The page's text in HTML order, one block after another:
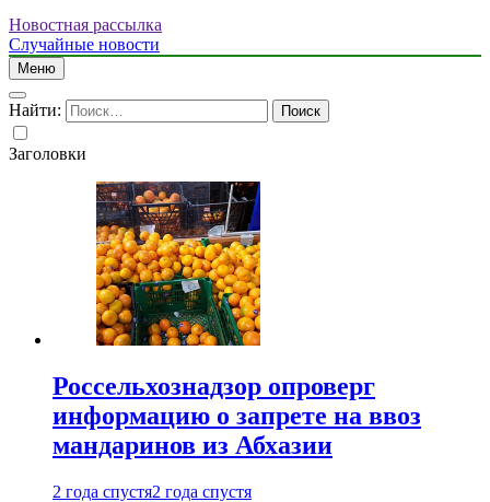
Новостная рассылка
Случайные новости
Меню
Найти:
Заголовки
Россельхознадзор опроверг
информацию о запрете на ввоз
мандаринов из Абхазии
2 года спустя2 года спустя